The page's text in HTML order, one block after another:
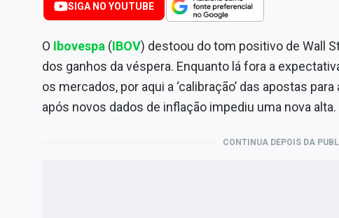
SIGA NO YOUTUBE
O Ibovespa (IBOV) destoou do tom positivo de Wall
dos ganhos da véspera. Enquanto lá fora a
os mercados, por aqui a ‘calibração’ das apostas
após novos dados de inflação impediu uma nova alta.
CONTINUA DEPOIS DA